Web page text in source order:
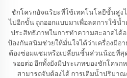
ชักโครกอัจฉริยะที่ใช้เทคโนโลยีขั้นสูง
ไปอีกขั้น ถูกออกแบบมาเพื่อลดการใช้น้ำ
ประสิทธิภาพในการทำความสะอาดได้
ป้องกันสนิมช่วยให้มั่นใจได้ว่าเครื่องมีอ
ต้องซ่อมแซมหรือเปลี่ยนชิ้นส่วนน้อยที่สุ
รอยต่อ อีกทั้งยังมีประเภทของชักโครก
สามารถจับต้องได้ การเติมน้ำปริมา